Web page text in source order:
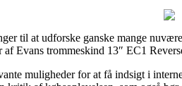
til at udforske ganske mange
Evans trommeskind 13″ EC1
muligheder for at få indsigt i